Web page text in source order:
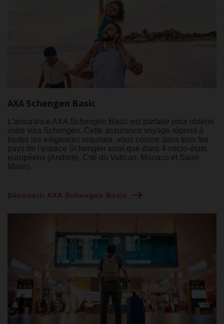
AXA Schengen Basic
L'assurance AXA Schengen Basic est parfaite pour obtenir
votre visa Schengen. Cette assurance voyage répond à
toutes les exigences requises, vous couvre dans tous les
pays de l'espace Schengen ainsi que dans 4 micro-états
européens (Andorre, Cité du Vatican, Monaco et Saint-
Marin).
Découvrir AXA Schengen Basic